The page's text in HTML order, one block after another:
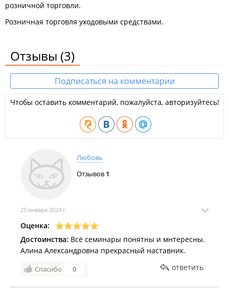
розничной торговли.
Розничная торговля уходовыми средствами.
Отзывы (3)
Подписаться на комментарии
Чтобы оставить комментарий, пожалуйста, авторизуйтесь!
Любовь
Отзывов 1
25 января 2024 г.
Оценка:
Достоинства: Всё семинары понятны и мнтересны.
Алина Александровна прекрасный наставник.
Спасибо 0 ответить